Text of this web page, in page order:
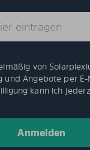
von
und Angebote per
kann ich